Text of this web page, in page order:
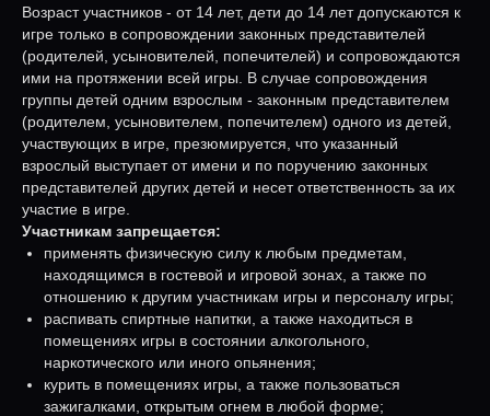
Возраст участников - от 14 лет, дети до 14 лет допускаются к
игре только в сопровождении законных представителей
(родителей, усыновителей, попечителей) и сопровождаются
ими на протяжении всей игры. В случае сопровождения
группы детей одним взрослым - законным представителем
(родителем, усыновителем, попечителем) одного из детей,
участвующих в игре, презюмируется, что указанный
взрослый выступает от имени и по поручению законных
представителей других детей и несет ответственность за их
участие в игре.
Участникам запрещается:
применять физическую силу к любым предметам,
находящимся в гостевой и игровой зонах, а также по
отношению к другим участникам игры и персоналу игры;
распивать спиртные напитки, а также находиться в
помещениях игры в состоянии алкогольного,
наркотического или иного опьянения;
курить в помещениях игры, а также пользоваться
зажигалками, открытым огнем в любой форме;